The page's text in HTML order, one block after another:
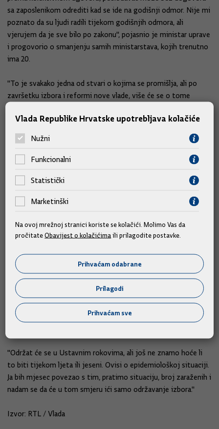
sa zaposlenikom odrediti kad se ide na godišnji odmor. Nije mi
poznato da su ljudi radili tijekom godišnjih odmora, ali
vjerujem da je sve bilo po zakonu", pojasnio je ministar uprave
i progovorio o smanjenju samih ministarstava, kojih trenutno
ima 20.
"To je svakako jedna od stvari o kojima se promišlja, ali po
završetku izbora i reformi nove vlade, više će se o tome
Broj lokalnih dužnosnika smanjit ćemo za 700
Poziva se često na reformu javne uprave kroz smanjenje
"Žao mi je što se aktivirala ta tema zbog e-propusnica, koje su
spriječile širenje zaraze. Svjesni smo činjenice o broju jedinica
prvi plan dovesti kvalitetu usluga koji se pružaju u određenoj
kvaliteta, da usluge budu i dostupnije i jednostavnije, a to se
može povezivanjem jedinica. Smanjivanje lokalnih dužnosnika
bit će, svakako, pogotovo u manjim jedinicama. Ako govorimo
o zamjenicima, njih ima oko 700 i to je jedan smjer kretanja.
Teško je procijeniti rok kad će se to dogoditi zbog
zakonodavnih aktivnosti", ističe Malenica i na kraju se osvrće
"Održat će se u Ustavnim rokovima, ali još ne znamo hoće li
to biti tijekom ljeta ili jeseni. Ovisi o epidemiološkoj situaciji.
Ja bih mjesec povezao s tim, pratimo situaciju, broj zaraženih i
nadam se da će u tom smjeru ići samo održavanje izbora."
Izvor: RTL / Vlada
Vlada Republike Hrvatske upotrebljava kolačiće
Nužni
Funkcionalni
Statistički
Marketinški
Na ovoj mrežnoj stranici koriste se kolačići. Molimo Vas da
pročitateObavijest o kolačićima ili prilagodite postavke.
Prihvaćam odabrane
Prilagodi
Prihvaćam sve